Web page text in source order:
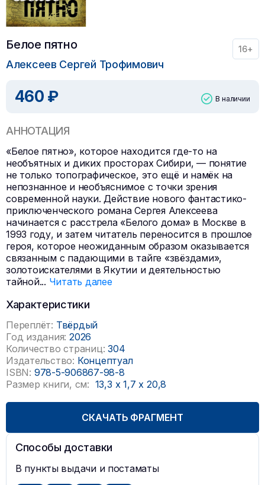
Белое пятно 16+
Алексеев Сергей Трофимович
460 ₽ В наличии
АННОТАЦИЯ
«Белое пятно», которое находится где-то на
необъятных и диких просторах Сибири, — понятие
не только топографическое, это ещё и намёк на
непознанное и необъяснимое с точки зрения
современной науки. Действие нового фантастико-
приключенческого романа Сергея Алексеева
начинается с расстрела «Белого дома» в Москве в
1993 году, и затем читатель переносится в прошлое
героя, которое неожиданным образом оказывается
связанным с падающими в тайге «звёздами»,
золотоискателями в Якутии и деятельностью
тайной... Читать далее
Характеристики
Переплёт: Твёрдый
Год издания: 2026
Количество страниц: 304
Издательство: Концептуал
ISBN: 978-5-906867-98-8
Размер книги, см: 13,3 x 1,7 x 20,8
СКАЧАТЬ ФРАГМЕНТ
Способы доставки
В пункты выдачи и постаматы